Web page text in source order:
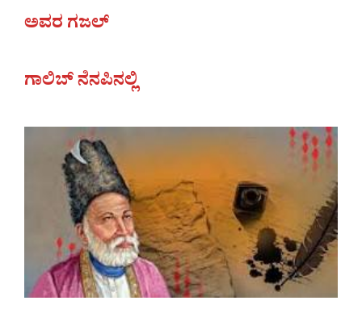
ಅವರ ಗಜಲ್‌
ಗಾಲಿಬ್‌ ನೆನಪಿನಲ್ಲಿ